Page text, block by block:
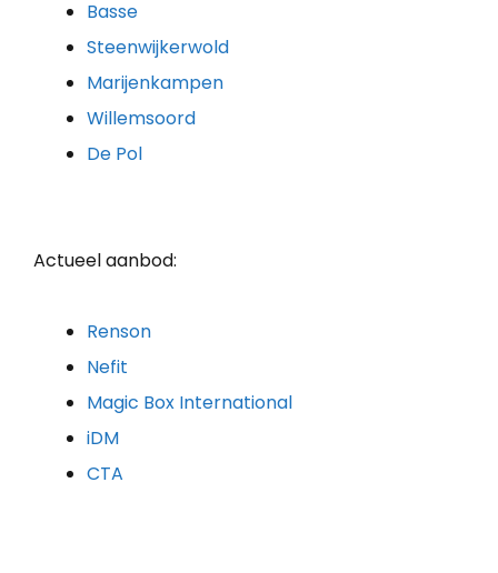
Basse
Steenwijkerwold
Marijenkampen
Willemsoord
De Pol
Actueel aanbod:
Renson
Nefit
Magic Box International
iDM
CTA